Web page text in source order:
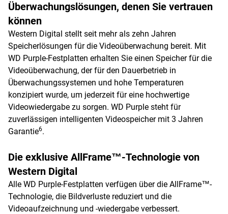
Überwachungslösungen, denen Sie vertrauen
können
Western Digital stellt seit mehr als zehn Jahren
Speicherlösungen für die Videoüberwachung bereit. Mit
WD Purple-Festplatten erhalten Sie einen Speicher für die
Videoüberwachung, der für den Dauerbetrieb in
Überwachungssystemen und hohe Temperaturen
konzipiert wurde, um jederzeit für eine hochwertige
Videowiedergabe zu sorgen. WD Purple steht für
zuverlässigen intelligenten Videospeicher mit 3 Jahren
Garantie6.
Die exklusive AllFrame™-Technologie von
Western Digital
Alle WD Purple-Festplatten verfügen über die AllFrame™-
Technologie, die Bildverluste reduziert und die
Videoaufzeichnung und -wiedergabe verbessert.